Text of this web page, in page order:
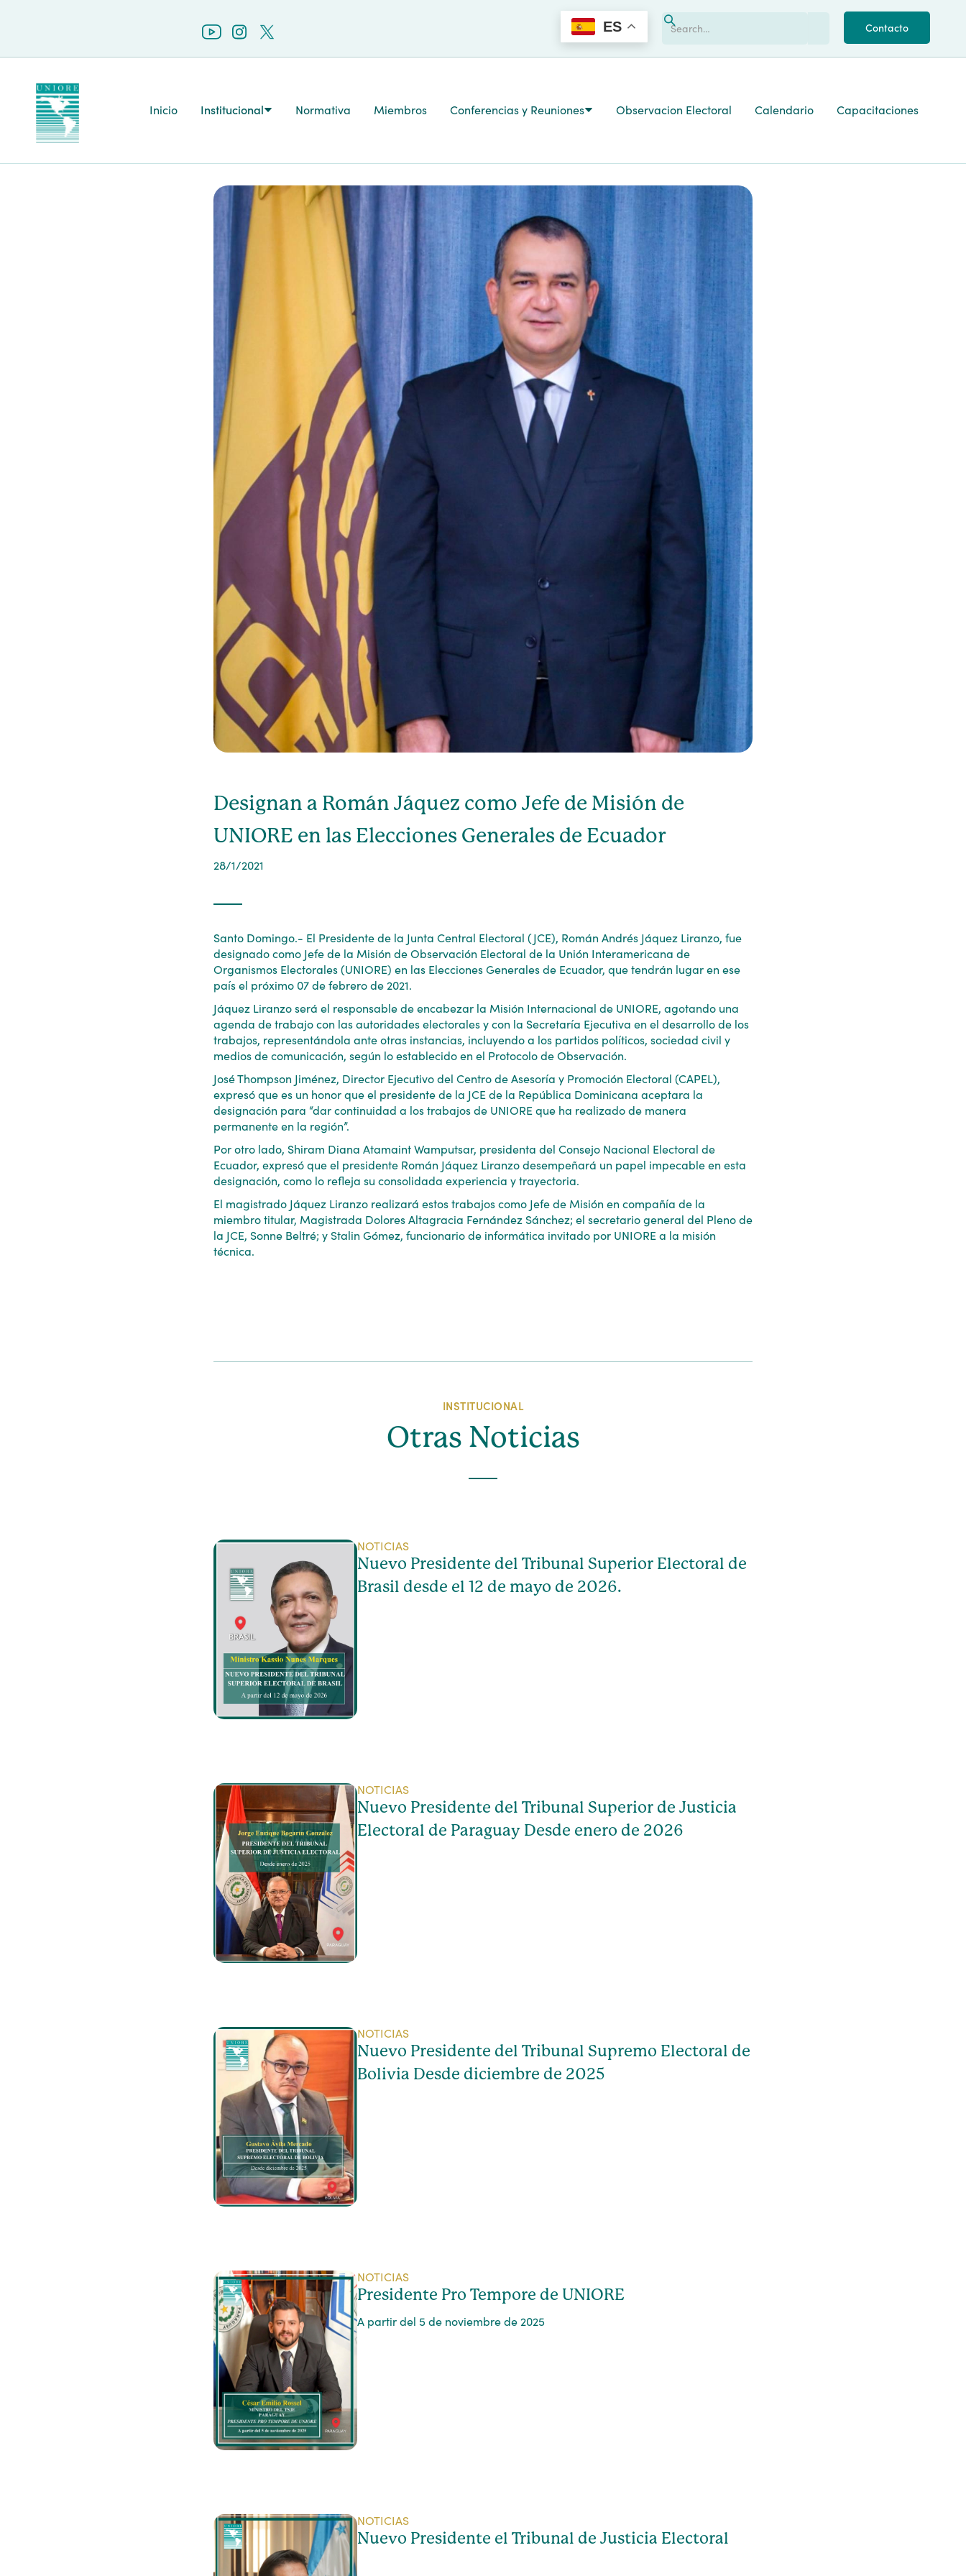
ES Contacto
Inicio Institucional Normativa Miembros Conferencias y Reuniones Observacion Electoral Calendario Capacitaciones
Designan a Román Jáquez como Jefe de Misión de
UNIORE en las Elecciones Generales de Ecuador
28/1/2021
Santo Domingo.- El Presidente de la Junta Central Electoral (JCE), Román Andrés Jáquez Liranzo, fue
designado como Jefe de la Misión de Observación Electoral de la Unión Interamericana de
Organismos Electorales (UNIORE) en las Elecciones Generales de Ecuador, que tendrán lugar en ese
país el próximo 07 de febrero de 2021.
Jáquez Liranzo será el responsable de encabezar la Misión Internacional de UNIORE, agotando una
agenda de trabajo con las autoridades electorales y con la Secretaría Ejecutiva en el desarrollo de los
trabajos, representándola ante otras instancias, incluyendo a los partidos políticos, sociedad civil y
medios de comunicación, según lo establecido en el Protocolo de Observación.
José Thompson Jiménez, Director Ejecutivo del Centro de Asesoría y Promoción Electoral (CAPEL),
expresó que es un honor que el presidente de la JCE de la República Dominicana aceptara la
designación para “dar continuidad a los trabajos de UNIORE que ha realizado de manera
permanente en la región”.
Por otro lado, Shiram Diana Atamaint Wamputsar, presidenta del Consejo Nacional Electoral de
Ecuador, expresó que el presidente Román Jáquez Liranzo desempeñará un papel impecable en esta
designación, como lo refleja su consolidada experiencia y trayectoria.
El magistrado Jáquez Liranzo realizará estos trabajos como Jefe de Misión en compañía de la
miembro titular, Magistrada Dolores Altagracia Fernández Sánchez; el secretario general del Pleno de
la JCE, Sonne Beltré; y Stalin Gómez, funcionario de informática invitado por UNIORE a la misión
técnica.
INSTITUCIONAL
Otras Noticias
NOTICIAS
Nuevo Presidente del Tribunal Superior Electoral de
Brasil desde el 12 de mayo de 2026.
NOTICIAS
Nuevo Presidente del Tribunal Superior de Justicia
Electoral de Paraguay Desde enero de 2026
NOTICIAS
Nuevo Presidente del Tribunal Supremo Electoral de
Bolivia Desde diciembre de 2025
NOTICIAS
Presidente Pro Tempore de UNIORE
A partir del 5 de noviembre de 2025
NOTICIAS
Nuevo Presidente el Tribunal de Justicia Electoral